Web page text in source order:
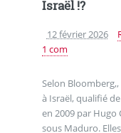
Israël !?
12 février 2026
1 com
Selon
à Israël, qualifié
en 2009 par Hugo
sous Maduro.